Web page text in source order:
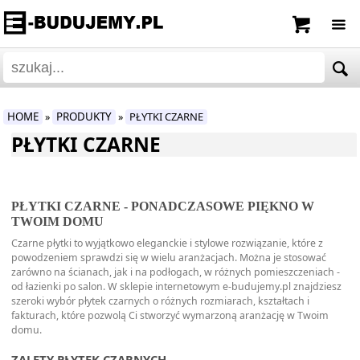
HOME » PRODUKTY » PŁYTKI CZARNE
PŁYTKI CZARNE
PŁYTKI CZARNE - PONADCZASOWE PIĘKNO W
TWOIM DOMU
Czarne płytki to wyjątkowo eleganckie i stylowe rozwiązanie, które z
powodzeniem sprawdzi się w wielu aranżacjach. Można je stosować
zarówno na ścianach, jak i na podłogach, w różnych pomieszczeniach -
od łazienki po salon. W sklepie internetowym e-budujemy.pl znajdziesz
szeroki wybór płytek czarnych o różnych rozmiarach, kształtach i
fakturach, które pozwolą Ci stworzyć wymarzoną aranżację w Twoim
domu.